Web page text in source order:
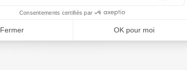
Consentements certifiés par
Fermer OK pour moi